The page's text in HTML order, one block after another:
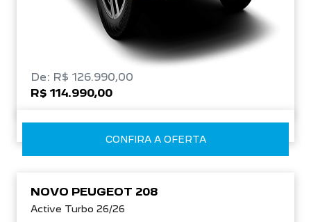
De: R$ 126.990,00
R$ 114.990,00
CONFIRA A OFERTA
NOVO PEUGEOT 208
Active Turbo 26/26